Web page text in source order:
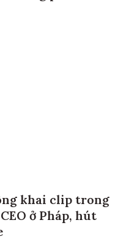
khai clip trong
ở Pháp, hút